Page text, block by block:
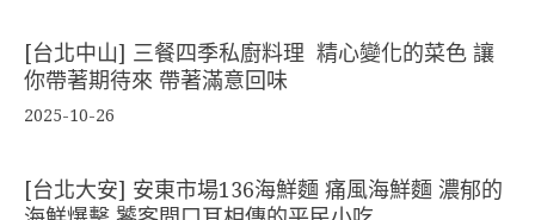
[台北中山] 三餐四季私廚料理 精心變化的菜色 讓
你帶著期待來 帶著滿意回味
2025-10-26
[台北大安] 安東市場136海鮮麵 痛風海鮮麵 濃郁的